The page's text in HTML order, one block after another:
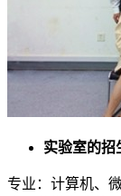
实验室的招
专业：计算机、